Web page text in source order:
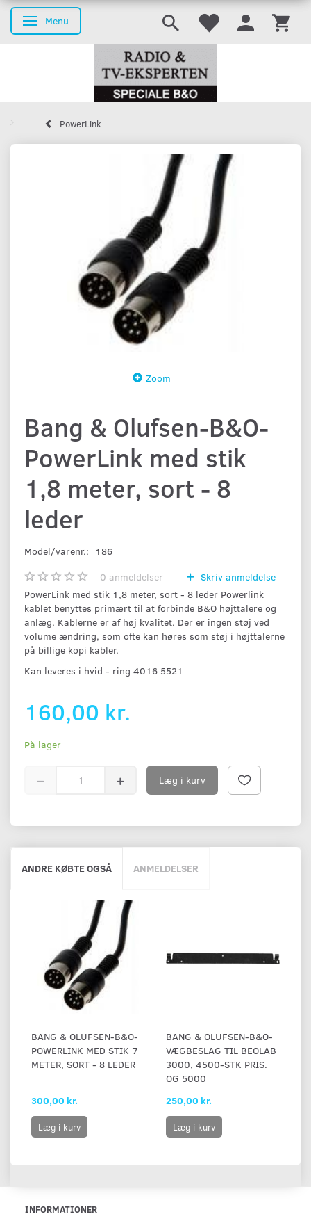
Skifte navigation
Menu
PowerLink
Zoom
Bang & Olufsen-B&O-
PowerLink med stik
1,8 meter, sort - 8
leder
Model/varenr.:
186
0 anmeldelser
Skriv anmeldelse
PowerLink med stik 1,8 meter, sort - 8 leder Powerlink
kablet benyttes primært til at forbinde B&O højttalere og
anlæg. Kablerne er af høj kvalitet. Der er ingen støj ved
volume ændring, som ofte kan høres som støj i højttalerne
på billige kopi kabler.
Kan leveres i hvid - ring 4016 5521
160,00 kr.
På lager
Læg i kurv
ANDRE KØBTE OGSÅ ANMELDELSER
BANG & OLUFSEN-B&O-
POWERLINK MED STIK 7
METER, SORT - 8 LEDER
300,00 kr.
Læg i kurv
BANG & OLUFSEN-B&O-
VÆGBESLAG TIL BEOLAB
3000, 4500-STK PRIS.
OG 5000
250,00 kr.
Læg i kurv
INFORMATIONER